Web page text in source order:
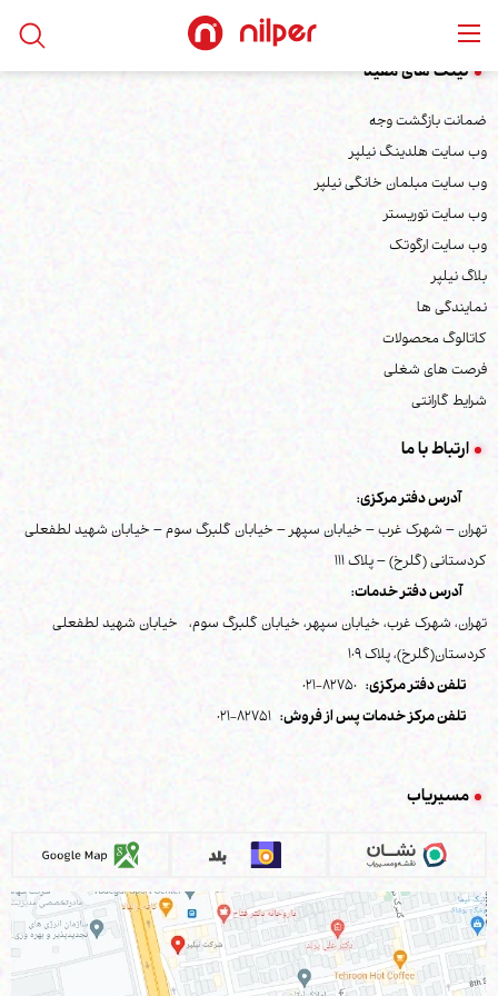
لینک های مفید
ضمانت بازگشت وجه
وب سایت هلدینگ نیلپر
وب سایت مبلمان خانگی نیلپر
وب سایت توریستر
وب سایت ارگوتک
بلاگ نیلپر
نمایندگی ها
کاتالوگ محصولات
فرصت های شغلی
شرایط گارانتی
ارتباط با ما
آدرس دفتر مرکزی:
تهران – شهرک غرب – خیابان سپهر – خیابان گلبرگ سوم – خیابان شهید لطفعلی
کردستانی (گلرخ) – پلاک 111
آدرس دفتر خدمات:
تهران، شهرک غرب، خیابان سپهر، خیابان گلبرگ سوم، خیابان شهید لطفعلی
کردستان(گلرخ)، پلاک 109
تلفن دفتر مرکزی: 82750-021
تلفن مرکز خدمات پس از فروش: 82751-021
مسیریاب